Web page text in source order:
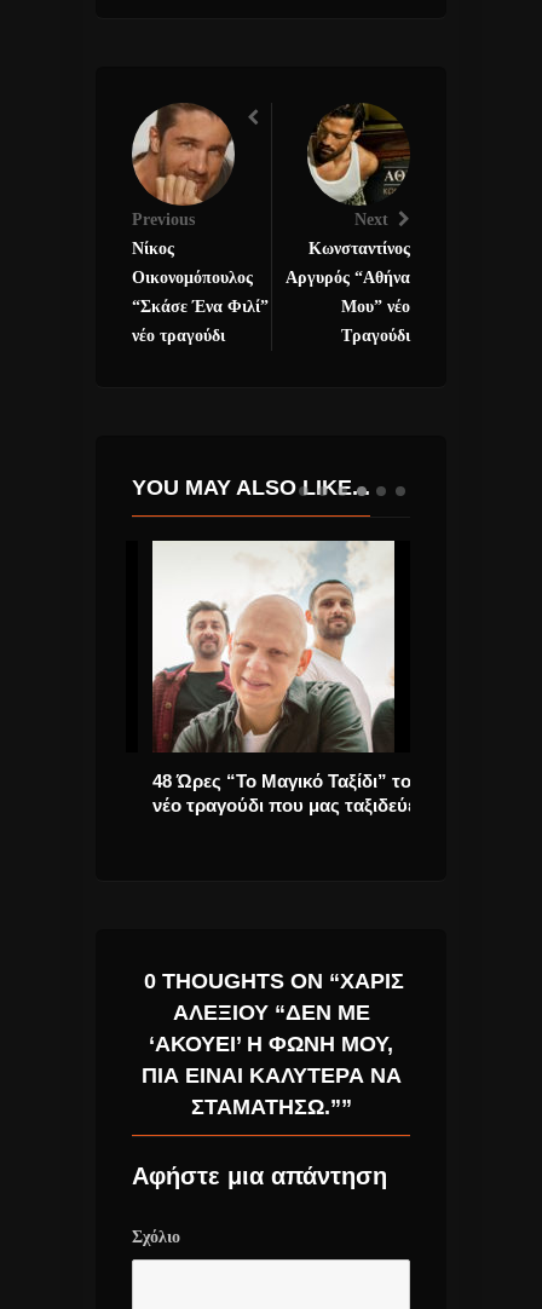
Previous
Νίκος
Οικονομόπουλος
“Σκάσε Ένα Φιλί”
νέο τραγούδι
Next
Κωνσταντίνος
Αργυρός “Αθήνα
Μου” νέο
Τραγούδι
YOU MAY ALSO LIKE...
48 Ώρες “Το Μαγικό Ταξίδι” το
νέο τραγούδι που μας ταξιδεύει
0 THOUGHTS ON “ΧΆΡΙΣ
ΑΛΕΞΊΟΥ “ΔΕΝ ΜΕ
‘ΑΚΟΎΕΙ’ Η ΦΩΝΉ ΜΟΥ,
ΠΙΑ ΕΊΝΑΙ ΚΑΛΎΤΕΡΑ ΝΑ
ΣΤΑΜΑΤΉΣΩ.””
Αφήστε μια απάντηση
Σχόλιο